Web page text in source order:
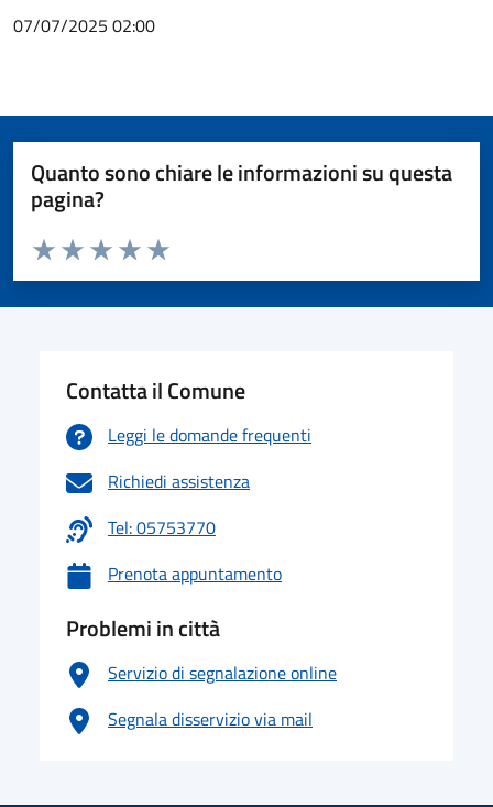
07/07/2025 02:00
Quanto sono chiare le informazioni su questa
pagina?
Valuta da 1 a 5 stelle la pagina
Valuta 5 stelle su 5
Valuta 4 stelle su 5
Valuta 3 stelle su 5
Valuta 2 stelle su 5
Valuta 1 stelle su 5
Contatta il Comune
Leggi le domande frequenti
Richiedi assistenza
Tel: 05753770
Prenota appuntamento
Problemi in città
Servizio di segnalazione online
Segnala disservizio via mail